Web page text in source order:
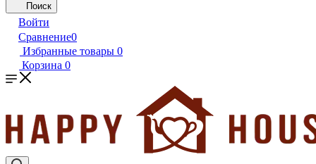
Поиск
Войти
Сравнение0
Избранные товары 0
Корзина 0